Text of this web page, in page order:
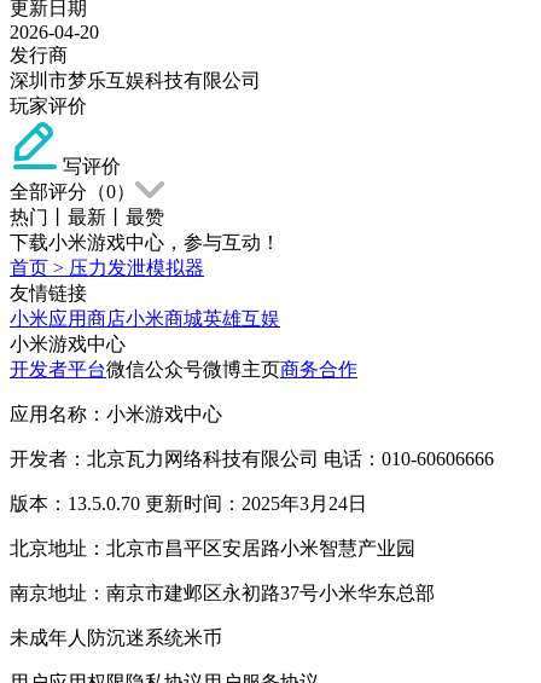
更新日期
2026-04-20
发行商
深圳市梦乐互娱科技有限公司
玩家评价
写评价
全部评分（0）
热门
最新
最赞
下载小米游戏中心，参与互动！
首页 > 压力发泄模拟器
友情链接
小米应用商店小米商城英雄互娱
小米游戏中心
开发者平台微信公众号微博主页商务合作
应用名称：小米游戏中心
开发者：北京瓦力网络科技有限公司 电话：010-60606666
版本：13.5.0.70 更新时间：2025年3月24日
北京地址：北京市昌平区安居路小米智慧产业园
南京地址：南京市建邺区永初路37号小米华东总部
未成年人防沉迷系统米币